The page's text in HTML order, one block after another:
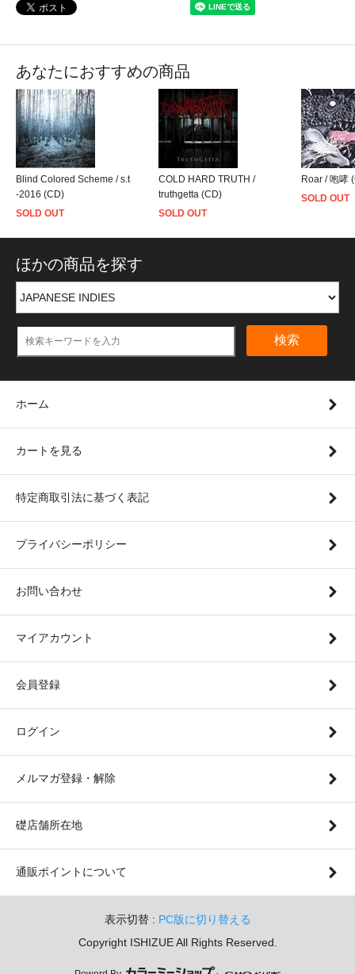
あなたにおすすめの商品
Blind Colored Scheme / s.t
-2016 (CD)
SOLD OUT
COLD HARD TRUTH /
truthgetta (CD)
SOLD OUT
Roar / 咆哮
SOLD OUT
ほかの商品を探す
検索
ホーム
カートを見る
特定商取引法に基づく表記
プライバシーポリシー
お問い合わせ
マイアカウント
会員登録
ログイン
メルマガ登録・解除
礎店舗所在地
通販ポイントについて
表示切替 : PC版に切り替える
Copyright ISHIZUE All Rights Reserved.